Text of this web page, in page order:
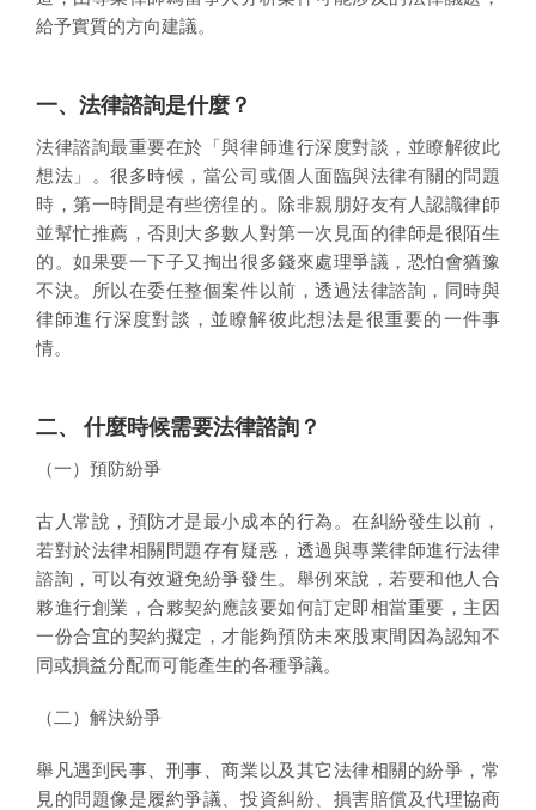
給予實質的方向建議。
一、法律諮詢是什麼？
法律諮詢最重要在於「與律師進行深度對談，並瞭解彼此
想法」。很多時候，當公司或個人面臨與法律有關的問題
時，第一時間是有些徬徨的。除非親朋好友有人認識律師
並幫忙推薦，否則大多數人對第一次見面的律師是很陌生
的。如果要一下子又掏出很多錢來處理爭議，恐怕會猶豫
不決。所以在委任整個案件以前，透過法律諮詢，同時與
律師進行深度對談，並瞭解彼此想法是很重要的一件事
情。
二、 什麼時候需要法律諮詢？
（一）預防紛爭
古人常說，預防才是最小成本的行為。在糾紛發生以前，
若對於法律相關問題存有疑惑，透過與專業律師進行法律
諮詢，可以有效避免紛爭發生。舉例來說，若要和他人合
夥進行創業，合夥契約應該要如何訂定即相當重要，主因
一份合宜的契約擬定，才能夠預防未來股東間因為認知不
同或損益分配而可能產生的各種爭議。
（二）解決紛爭
舉凡遇到民事、刑事、商業以及其它法律相關的紛爭，常
見的問題像是履約爭議、投資糾紛、損害賠償及代理協商